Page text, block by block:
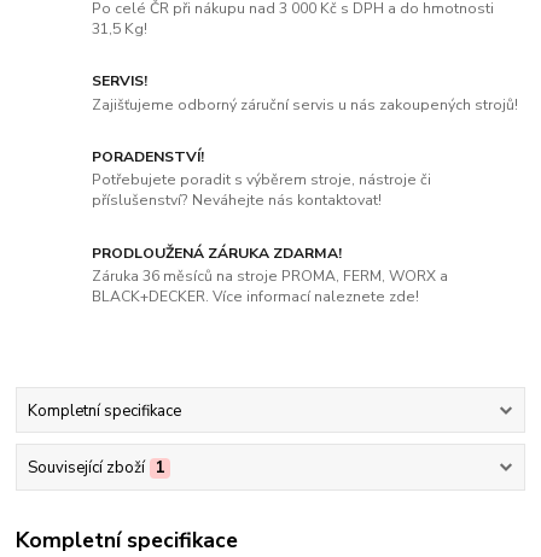
Po celé ČR při nákupu nad 3 000 Kč s DPH a do hmotnosti
31,5 Kg!
SERVIS!
Zajišťujeme odborný záruční servis u nás zakoupených strojů!
PORADENSTVÍ!
Potřebujete poradit s výběrem stroje, nástroje či
příslušenství? Neváhejte nás kontaktovat!
PRODLOUŽENÁ ZÁRUKA ZDARMA!
Záruka 36 měsíců na stroje PROMA, FERM, WORX a
BLACK+DECKER. Více informací naleznete zde!
Kompletní specifikace
Související zboží 1
Kompletní specifikace